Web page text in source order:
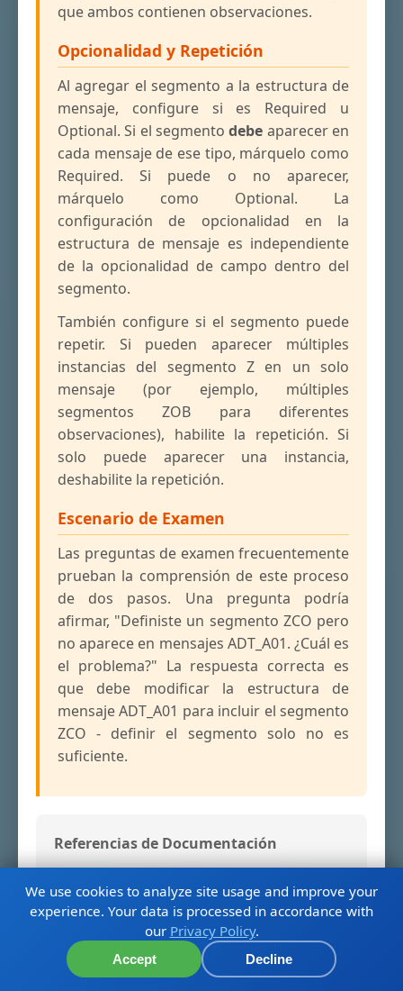
que ambos contienen observaciones.
Opcionalidad y Repetición
Al agregar el segmento a la estructura de
mensaje, configure si es Required u
Optional. Si el segmentodebe aparecer en
cada mensaje de ese tipo, márquelo como
Required. Si puede o no aparecer,
márquelo como Optional. La
configuración de opcionalidad en la
estructura de mensaje es independiente
de la opcionalidad de campo dentro del
segmento.
También configure si el segmento puede
repetir. Si pueden aparecer múltiples
instancias del segmento Z en un solo
mensaje (por ejemplo, múltiples
segmentos ZOB para diferentes
observaciones), habilite la repetición. Si
solo puede aparecer una instancia,
deshabilite la repetición.
Escenario de Examen
Las preguntas de examen frecuentemente
prueban la comprensión de este proceso
de dos pasos. Una pregunta podría
afirmar, "Definiste un segmento ZCO pero
no aparece en mensajes ADT_A01. ¿Cuál es
el problema?" La respuesta correcta es
que debe modificar la estructura de
mensaje ADT_A01 para incluir el segmento
ZCO - definir el segmento solo no es
suficiente.
Referencias de Documentación
We use cookies to analyze site usage and improve your
experience. Your data is processed in accordance with
our Privacy Policy.
Accept Decline